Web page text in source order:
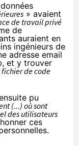
» avaient
de travail privé
de
auraient en
ingénieurs de
adresse email
et y trouver
fichier de code
pu
(...) où sont
des utilisateurs
ces